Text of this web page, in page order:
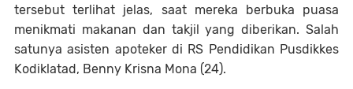
tersebut terlihat jelas, saat mereka berbuka puasa
menikmati makanan dan takjil yang diberikan. Salah
satunya asisten apoteker di RS Pendidikan Pusdikkes
Kodiklatad, Benny Krisna Mona (24).